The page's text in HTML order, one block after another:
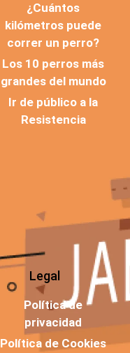
¿Cuántos
kilómetros puede
correr un perro?
Los 10 perros más
grandes del mundo
Ir de público a la
Resistencia
Legal
Política de
privacidad
Política de Cookies